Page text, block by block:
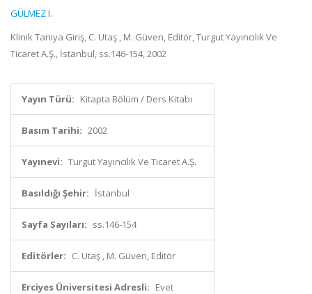
GÜLMEZ I.
Klinik Tanıya Giriş, C. Utaş , M. Güven, Editör, Turgut Yayıncılık Ve
Ticaret A.Ş., İstanbul, ss.146-154, 2002
Yayın Türü: Kitapta Bölüm / Ders Kitabı
Basım Tarihi: 2002
Yayınevi: Turgut Yayıncılık Ve Ticaret A.Ş.
Basıldığı Şehir: İstanbul
Sayfa Sayıları: ss.146-154
Editörler: C. Utaş , M. Güven, Editör
Erciyes Üniversitesi Adresli: Evet